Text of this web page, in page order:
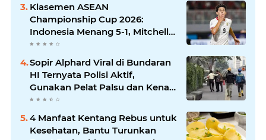
Klasemen ASEAN
Championship Cup 2026:
Indonesia Menang 5-1, Mitchell
Baker Hattrick dan Puncaki Top
Sopir Alphard Viral di Bundaran
HI Ternyata Polisi Aktif,
Gunakan Pelat Palsu dan Kena
Tilang
4 Manfaat Kentang Rebus untuk
Kesehatan, Bantu Turunkan